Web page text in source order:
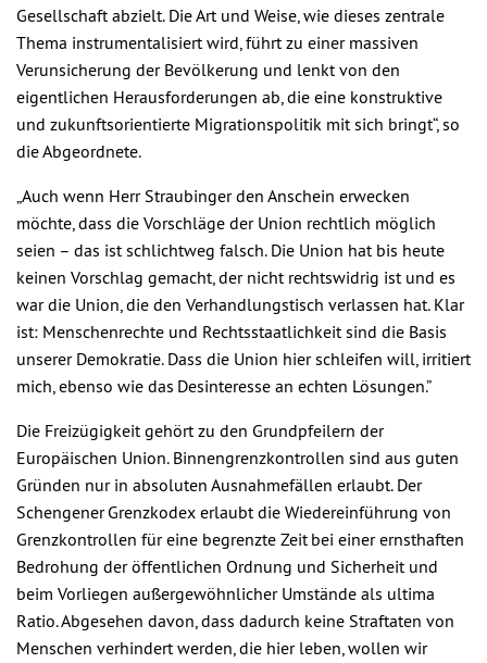
Gesellschaft abzielt. Die Art und Weise, wie dieses zentrale
Thema instrumentalisiert wird, führt zu einer massiven
Verunsicherung der Bevölkerung und lenkt von den
eigentlichen Herausforderungen ab, die eine konstruktive
und zukunftsorientierte Migrationspolitik mit sich bringt“, so
die Abgeordnete.
„Auch wenn Herr Straubinger den Anschein erwecken
möchte, dass die Vorschläge der Union rechtlich möglich
seien – das ist schlichtweg falsch. Die Union hat bis heute
keinen Vorschlag gemacht, der nicht rechtswidrig ist und es
war die Union, die den Verhandlungstisch verlassen hat. Klar
ist: Menschenrechte und Rechtsstaatlichkeit sind die Basis
unserer Demokratie. Dass die Union hier schleifen will, irritiert
mich, ebenso wie das Desinteresse an echten Lösungen.”
Die Freizügigkeit gehört zu den Grundpfeilern der
Europäischen Union. Binnengrenzkontrollen sind aus guten
Gründen nur in absoluten Ausnahmefällen erlaubt. Der
Schengener Grenzkodex erlaubt die Wiedereinführung von
Grenzkontrollen für eine begrenzte Zeit bei einer ernsthaften
Bedrohung der öffentlichen Ordnung und Sicherheit und
beim Vorliegen außergewöhnlicher Umstände als ultima
Ratio. Abgesehen davon, dass dadurch keine Straftaten von
Menschen verhindert werden, die hier leben, wollen wir